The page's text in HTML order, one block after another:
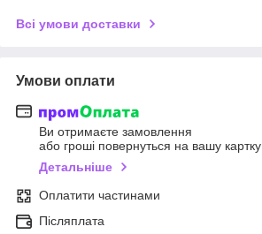
Всі умови доставки
Умови оплати
Ви отримаєте замовлення
або гроші повернуться на вашу картку
Детальніше
Оплатити частинами
Післяплата